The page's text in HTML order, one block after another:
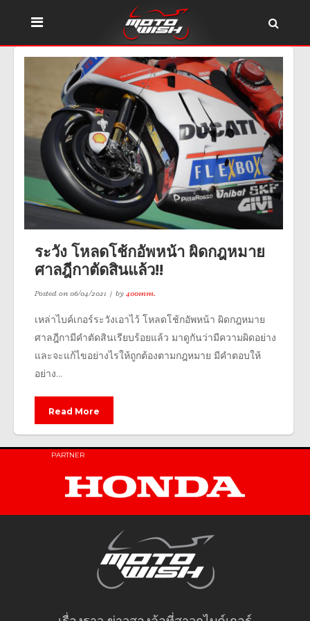
ระวัง โหลดโช้กอัพหน้า ผิดกฎหมาย
ศาลฎีกาตัดสินแล้ว!!
Posted on06/04/2021 by400mm.
เหล่าไบค์เกอร์ระวังเอาไว้ โหลดโช้กอัพหน้า ผิดกฎหมาย
ศาลฎีกามีคำตัดสินเรียบร้อยแล้ว มาดูกันว่ามีความผิดอย่าง
และจะแก้ไขอย่างไรให้ถูกต้องตามกฎหมาย มีคำตอบให้
อย่าง...
Read More
PARTNER